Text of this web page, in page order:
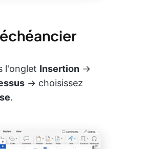
l'onglet Insertion →
→ choisissez
.